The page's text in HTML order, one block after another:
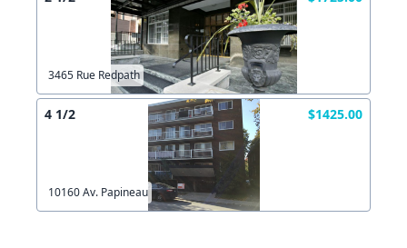
3465 Rue Redpath
4 1/2 $1425.00
10160 Av. Papineau
Commentaires:
X Fermer Envoyez
Commentaires:
Lien vers inscription (sera inclus dans courriel)
Créer un compte
X Fermer